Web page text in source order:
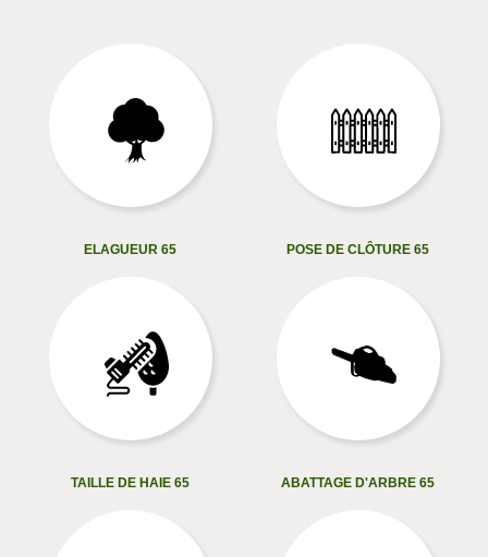
ELAGUEUR 65 POSE DE CLÔTURE 65
TAILLE DE HAIE 65 ABATTAGE D'ARBRE 65